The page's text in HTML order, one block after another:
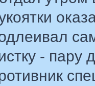
- пару